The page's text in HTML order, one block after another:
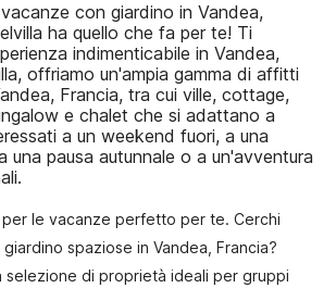
con giardino in Vandea,
ha quello che fa per te! Ti
indimenticabile in Vandea,
offriamo un'ampia gamma di affitti
Francia, tra cui ville, cottage,
e chalet che si adattano a
a un weekend fuori, a una
una pausa autunnale o a un'avventura
le vacanze perfetto per te. Cerchi
spaziose in Vandea, Francia?
selezione di proprietà ideali per gruppi